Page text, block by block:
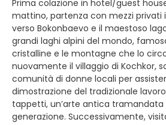
Prima colazione in hotel/guest
mattino, partenza con mezzi privati
verso Bokonbaevo e il maestoso
grandi laghi alpini del mondo,
cristalline e le montagne che lo
nuovamente il villaggio di Kochkor,
comunità di donne locali per
dimostrazione del tradizionale
tappetti, un’arte antica tramandata
generazione. Successivamente,